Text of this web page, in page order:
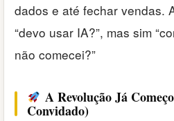
dados e até fechar vendas.
“devo usar IA?”, mas sim
não comecei?”
A Revolução Já
Convidado)